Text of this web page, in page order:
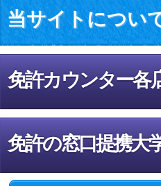
当サイトについ
免許カウンター各
免許の窓口提携大